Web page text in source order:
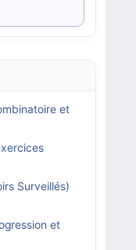
et
Surveillés)
et